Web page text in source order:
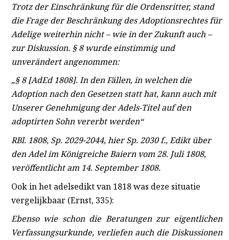
Trotz der Einschränkung für die Ordensritter, stand
die Frage der Beschränkung des Adoptionsrechtes für
Adelige weiterhin nicht – wie in der Zukunft auch –
zur Diskussion. § 8 wurde einstimmig und
unverändert angenommen:
„§ 8 [AdEd 1808]. In den Fällen, in welchen die
Adoption nach den Gesetzen statt hat, kann auch mit
Unserer Genehmigung der Adels-Titel auf den
adoptirten Sohn vererbt werden“
RBl. 1808, Sp. 2029-2044, hier Sp. 2030 f., Edikt über
den Adel im Königreiche Baiern vom 28. Juli 1808,
veröffentlicht am 14. September 1808.
Ook in het adelsedikt van 1818 was deze situatie
vergelijkbaar (Ernst, 335):
Ebenso wie schon die Beratungen zur eigentlichen
Verfassungsurkunde, verliefen auch die Diskussionen